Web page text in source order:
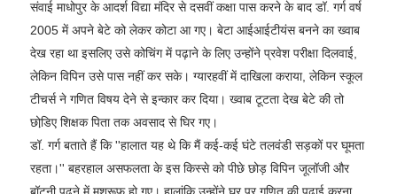
संवाई माधोपुर के आदर्श विद्या मंदिर से दसवीं कक्षा पास करने के बाद डॉ. गर्ग वर्ष
2005 में अपने बेटे को लेकर कोटा आ गए। बेटा आईआईटीयंस बनने का ख्वाब
देख रहा था इसलिए उसे कोचिंग में पढ़ाने के लिए उन्होंने प्रवेश परीक्षा दिलवाई,
लेकिन विपिन उसे पास नहीं कर सके। ग्यारहवीं में दाखिला कराया, लेकिन स्कूल
टीचर्स ने गणित विषय देने से इन्कार कर दिया। ख्वाब टूटता देख बेटे की तो
छोडि़ए शिक्षक पिता तक अवसाद से घिर गए।
डॉ. गर्ग बताते हैं कि ''हालात यह थे कि मैं कई-कई घंटे तलवंडी सड़कों पर घूमता
रहता।'' बहरहाल असफलता के इस किस्से को पीछे छोड़ विपिन जूलॉजी और